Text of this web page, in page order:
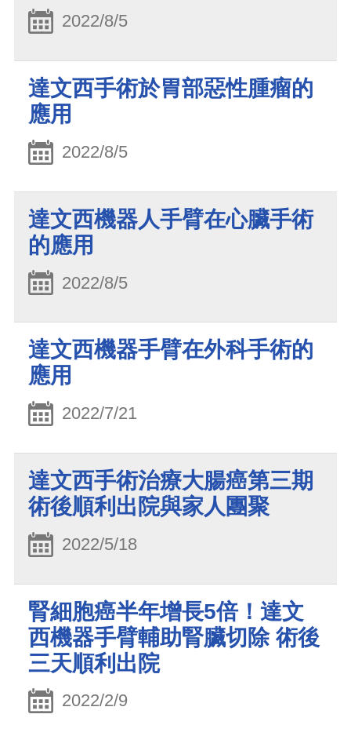
2022/8/5
達文西手術於胃部惡性腫瘤的
應用
2022/8/5
達文西機器人手臂在心臟手術
的應用
2022/8/5
達文西機器手臂在外科手術的
應用
2022/7/21
達文西手術治療大腸癌第三期
術後順利出院與家人團聚
2022/5/18
腎細胞癌半年增長5倍！達文
西機器手臂輔助腎臟切除 術後
三天順利出院
2022/2/9